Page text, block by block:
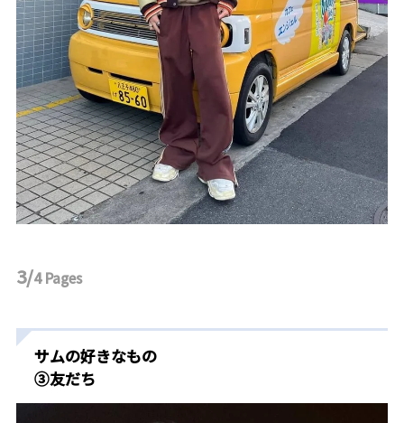
3/4Pages
サムの好きなもの
③友だち